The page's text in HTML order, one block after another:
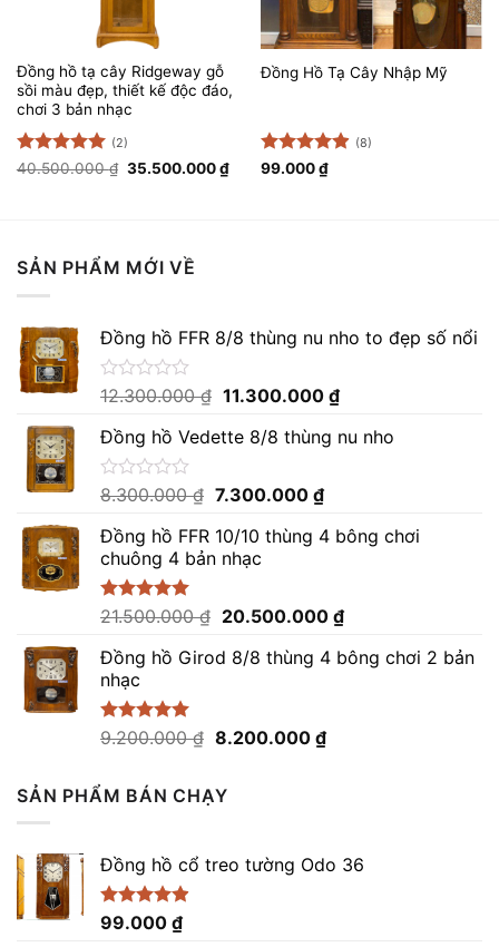
Đồng hồ tạ cây Ridgeway gỗ
sồi màu đẹp, thiết kế độc đáo,
chơi 3 bản nhạc
Được xếp
(2)
40.500.000₫ Giá
35.500.000₫Giá
hiện
Đồng Hồ Tạ Cây Nhập Mỹ
Được xếp
(8)
99.000₫
SẢN PHẨM MỚI VỀ
Đồng hồ FFR 8/8 thùng nu nho to đẹp số nổi
Được
hạng
0
5
12.300.000₫ Giá
là:
11.300.000 ₫Giá
tại
Đồng hồ Vedette 8/8 thùng nu nho
Được
hạng
0
5
sao
8.300.000₫ Giá
là:
8.300.000 ₫.
7.300.000 ₫Giá
tại
Đồng hồ FFR 10/10 thùng 4 bông chơi
chuông 4 bản nhạc
Được xếp
5 sao
21.500.000₫ Giá
là:
20.500.000 ₫Giá
tại
Đồng hồ Girod 8/8 thùng 4 bông chơi 2 bản
nhạc
Được xếp
9.200.000₫ Giá
9.200.000 ₫.
8.200.000 ₫Giá
SẢN PHẨM BÁN CHẠY
Đồng hồ cổ treo tường Odo 36
Được xếp
4.86
99.000 ₫